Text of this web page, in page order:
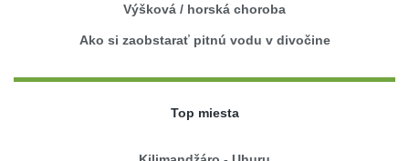
Výšková / horská choroba
Ako si zaobstarať pitnú vodu v divočine
Top miesta